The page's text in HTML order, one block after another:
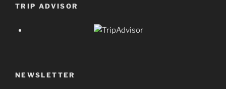
TRIP ADVISOR
NEWSLETTER